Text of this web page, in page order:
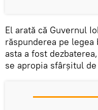
El arată că Guvernul
răspunderea pe
asta a fost
se apropia sfârșitul de